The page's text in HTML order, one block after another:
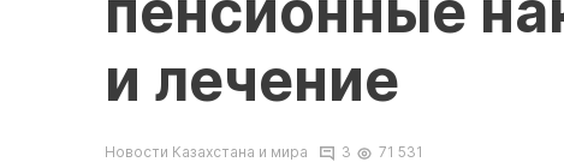
и лечение
Новости Казахстана и мира 3 71 531